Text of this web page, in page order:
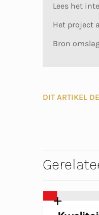
Lees het
Het project
Bron
DIT ARTIKEL